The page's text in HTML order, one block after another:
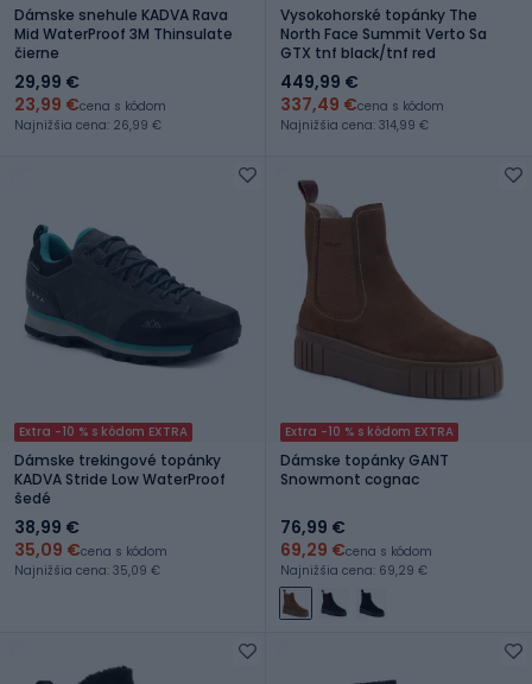
Dámske snehule KADVA Rava
Mid WaterProof 3M Thinsulate
čierne
29,99 €
23,99 €cena s kódom
Najnižšia cena: 26,99 €
Vysokohorské topánky The
North Face Summit Verto Sa
GTX tnf black/tnf red
449,99 €
337,49 €cena s kódom
Najnižšia cena: 314,99 €
Extra -10 % s kódom EXTRA
Dámske trekingové topánky
KADVA Stride Low WaterProof
šedé
38,99 €
35,09 €cena s kódom
Najnižšia cena: 35,09 €
Extra -10 % s kódom EXTRA
Dámske topánky GANT
Snowmont cognac
76,99 €
69,29 €cena s kódom
Najnižšia cena: 69,29 €